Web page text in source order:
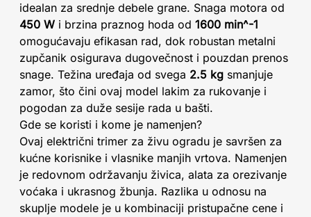
idealan za srednje debele grane. Snaga motora od
450 W i brzina praznog hoda od 1600 min^-1
omogućavaju efikasan rad, dok robustan metalni
zupčanik osigurava dugovečnost i pouzdan prenos
snage. Težina uređaja od svega 2.5 kg smanjuje
zamor, što čini ovaj model lakim za rukovanje i
pogodan za duže sesije rada u bašti.
Gde se koristi i kome je namenjen?
Ovaj električni trimer za živu ogradu je savršen za
kućne korisnike i vlasnike manjih vrtova. Namenjen
je redovnom održavanju živica, alata za orezivanje
voćaka i ukrasnog žbunja. Razlika u odnosu na
skuplje modele je u kombinaciji pristupačne cene i